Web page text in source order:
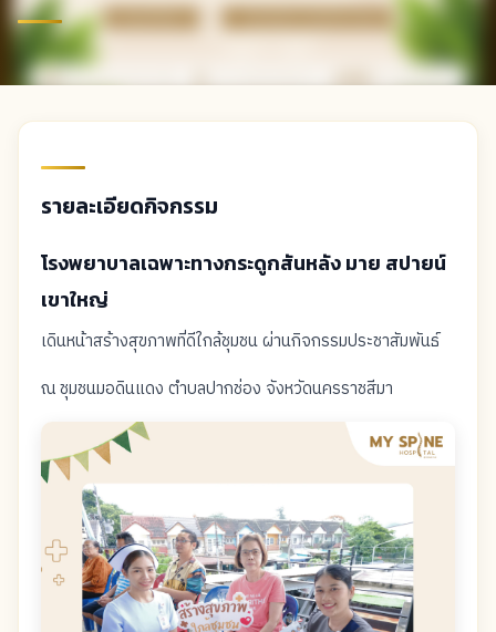
รายละเอียดกิจกรรม
โรงพยาบาลเฉพาะทางกระดูกสันหลัง มาย สปายน์
เขาใหญ่
เดินหน้าสร้างสุขภาพที่ดีใกล้ชุมชน ผ่านกิจกรรมประชาสัมพันธ์
ณ ชุมชนมอดินแดง ตำบลปากช่อง จังหวัดนครราชสีมา